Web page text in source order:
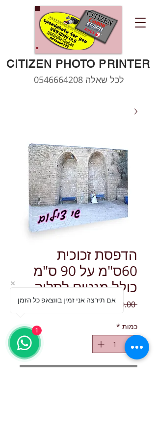
CITIZEN PHOTO PRINTER
לכל שאלה 0546664208
הדפסת זכוכית
60ס"מ על 90 ס"מ
כולל מנטים לתליה
‏480.00 ‏₪ מחיר רגיל מחיר מבצע
כמות *
אם תירצה אני זמין בווצאפ כל הזמן
1